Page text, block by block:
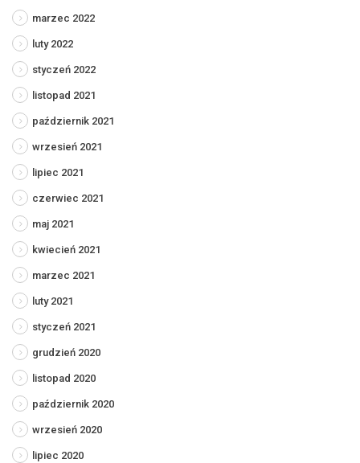
marzec 2022
luty 2022
styczeń 2022
listopad 2021
październik 2021
wrzesień 2021
lipiec 2021
czerwiec 2021
maj 2021
kwiecień 2021
marzec 2021
luty 2021
styczeń 2021
grudzień 2020
listopad 2020
październik 2020
wrzesień 2020
lipiec 2020